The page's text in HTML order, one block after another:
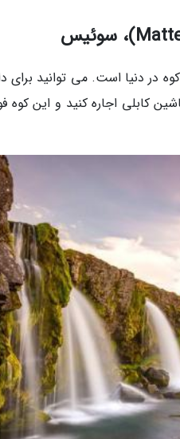
در دنیا است. می توانید
کابلی اجاره کنید و این کوه